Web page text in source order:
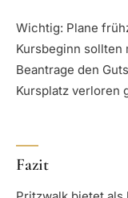
Wichtig: Plane
Kursbeginn sollten
Beantrage den
Kursplatz verloren
Fazit